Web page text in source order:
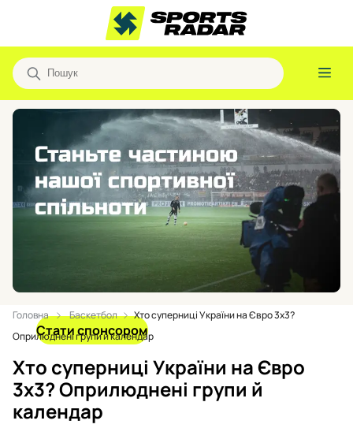
Стати спонсором
Головна Баскетбол
Хто суперниці України на Євро 3х3?
Оприлюднені групи й календар
Хто суперниці України на Євро
3х3? Оприлюднені групи й
календар